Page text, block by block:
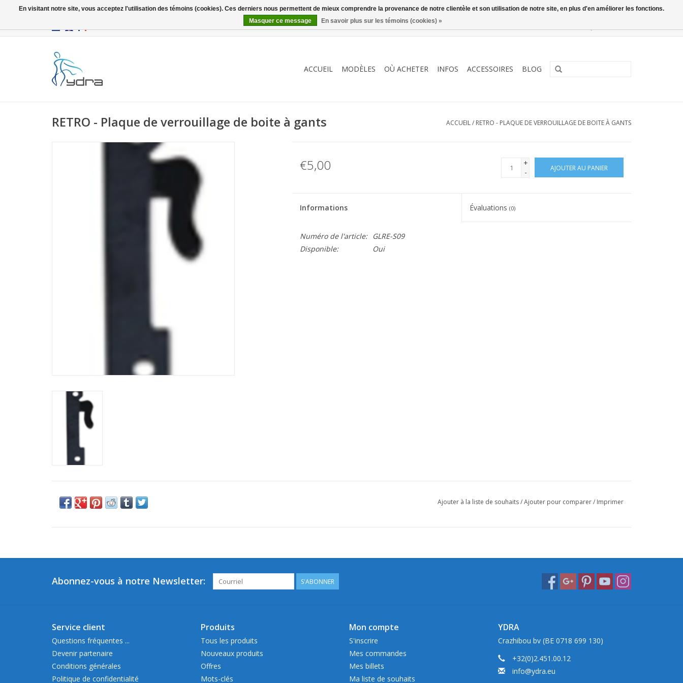
ACCUEIL MODÈLES OÙ ACHETER INFOS ACCESSOIRES BLOG
RETRO - Plaque de verrouillage de boite à gants ACCUEIL/ RETRO - PLAQUE DE VERROUILLAGE DE BOITE À GANTS
€5,00
+
-
AJOUTER AU PANIER
Informations Évaluations(0)
Numéro de l'article:
GLRE-S09
Disponible:
Oui
Ajouter à la liste de souhaits/Ajouter pour comparer/ Imprimer
Abonnez-vous à notre Newsletter: S'ABONNER
Service client
Questions fréquentes ...
Devenir partenaire
Conditions générales
Politique de confidentialité
Produits
Tous les produits
Nouveaux produits
Offres
Mots-clés
Mon compte
S'inscrire
Mes commandes
Mes billets
Ma liste de souhaits
YDRA
Crazhibou bv (BE 0718 699 130)
+32(0)2.451.00.12
info@ydra.eu
En visitant notre site, vous acceptez l'utilisation des témoins (cookies). Ces derniers nous permettent de mieux comprendre la provenance de notre clientèle et son utilisation de notre site, en plus d'en améliorer les fonctions.
Masquer ce message
En savoir plus sur les témoins (cookies) »